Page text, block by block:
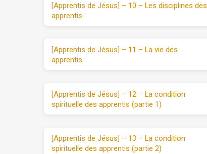
[Apprentis de Jésus] – 10 – Les disciplines des
apprentis
[Apprentis de Jésus] – 11 – La vie des
apprentis
[Apprentis de Jésus] – 12 – La condition
spirituelle des apprentis (partie 1)
[Apprentis de Jésus] – 13 – La condition
spirituelle des apprentis (partie 2)